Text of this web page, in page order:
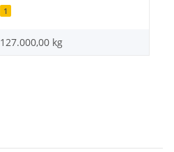
1
127.000,00 kg